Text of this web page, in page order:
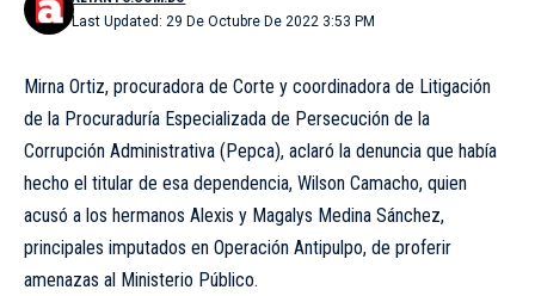
Last Updated: 29 De Octubre De 2022 3:53 PM
Mirna Ortiz, procuradora de Corte y coordinadora de Litigación
de la Procuraduría Especializada de Persecución de la
Corrupción Administrativa (Pepca), aclaró la denuncia que había
hecho el titular de esa dependencia, Wilson Camacho, quien
acusó a los hermanos Alexis y Magalys Medina Sánchez,
principales imputados en Operación Antipulpo, de proferir
amenazas al Ministerio Público.